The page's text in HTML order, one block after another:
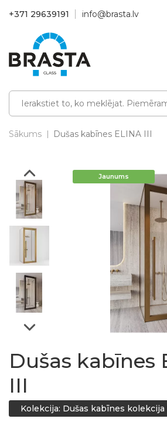
+371 29639191 info@brasta.lv
Sākums Dušas kabīnes ELINA III
Jaunums
Dušas kabīnes
III
Kolekcija: Dušas kabīnes kolekcija